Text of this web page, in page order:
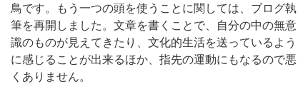
鳥です。もう一つの頭を使うことに関しては、ブログ執
筆を再開しました。文章を書くことで、自分の中の無意
識のものが見えてきたり、文化的生活を送っているよう
に感じることが出来るほか、指先の運動にもなるので悪
くありません。